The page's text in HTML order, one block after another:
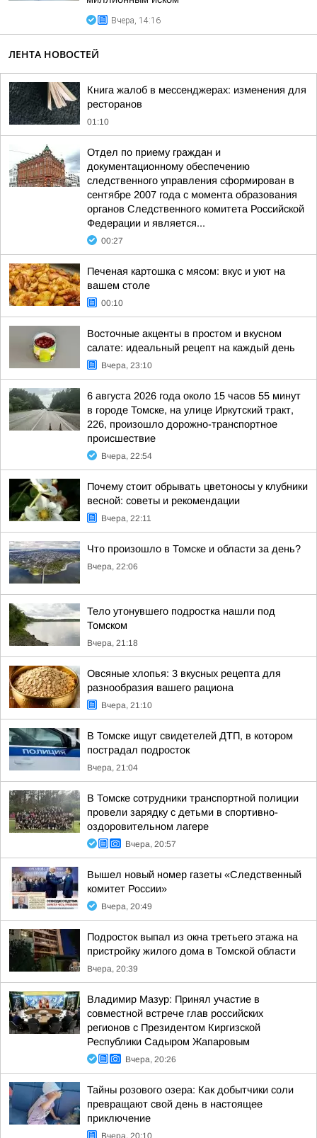
Вчера, 14:16
ЛЕНТА НОВОСТЕЙ
Книга жалоб в мессенджерах: изменения для
ресторанов
01:10
Отдел по приему граждан и
документационному обеспечению
следственного управления сформирован в
сентябре 2007 года с момента образования
органов Следственного комитета Российской
Федерации и является...
00:27
Печеная картошка с мясом: вкус и уют на
вашем столе
00:10
Восточные акценты в простом и вкусном
салате: идеальный рецепт на каждый день
Вчера, 23:10
6 августа 2026 года около 15 часов 55 минут
в городе Томске, на улице Иркутский тракт,
226, произошло дорожно-транспортное
происшествие
Вчера, 22:54
Почему стоит обрывать цветоносы у клубники
весной: советы и рекомендации
Вчера, 22:11
Что произошло в Томске и области за день?
Вчера, 22:06
Тело утонувшего подростка нашли под
Томском
Вчера, 21:18
Овсяные хлопья: 3 вкусных рецепта для
разнообразия вашего рациона
Вчера, 21:10
В Томске ищут свидетелей ДТП, в котором
пострадал подросток
Вчера, 21:04
В Томске сотрудники транспортной полиции
провели зарядку с детьми в спортивно-
оздоровительном лагере
Вчера, 20:57
Вышел новый номер газеты «Следственный
комитет России»
Вчера, 20:49
Подросток выпал из окна третьего этажа на
пристройку жилого дома в Томской области
Вчера, 20:39
Владимир Мазур: Принял участие в
совместной встрече глав российских
регионов с Президентом Киргизской
Республики Садыром Жапаровым
Вчера, 20:26
Тайны розового озера: Как добытчики соли
превращают свой день в настоящее
приключение
Вчера, 20:10